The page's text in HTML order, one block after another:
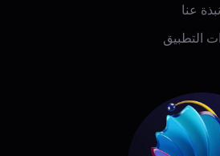
نبذة عنا
التطبيق